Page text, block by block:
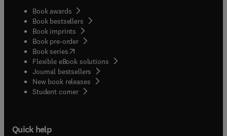
Book awards
Book bestsellers
Book imprints
Book pre-order
Book series(opens in new tab/window
Flexible eBook solutions
Journal bestsellers
New book releases
Student corner( opens in new tab/window
Quick help